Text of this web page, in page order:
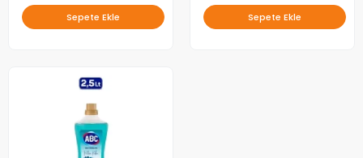
Sepete Ekle Sepete Ekle